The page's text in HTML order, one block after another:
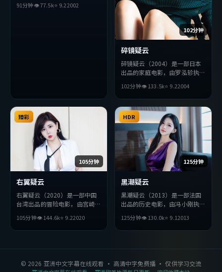
演。影片在叙事与视听上力求突
91分钟👁77.5k⭐ 9.22002
102分钟
碎镜疑云
碎镜疑云（2004）是一部日本
出品的家庭电影，由罗泓轸执
美、刘德华等主演。影片在叙事
与视听上力求突破，探讨人性与
抉择，节奏张弛有度，适合喜欢
该类型的观众完整观看。
102分钟👁133.5k⭐ 9.22004
105分钟
臻彩
右翼疑云
右翼疑云（2020）是一部中国
台湾出品的冒险电影，由宫崎骏
主演。影片在叙事与视听上力求
突破，探讨人性与抉择，节奏张
105分钟👁144.6k⭐ 9.22020
125分钟
HDR
黑潮疑云
黑潮疑云（2013）是一部法国
出品的历史电影，由冯小刚执
演。影片在叙事与视听上力求突
破，探讨人性与抉择，节奏张弛
125分钟👁130.0k⭐ 9.12013
© 2026 亚洲中文字幕在线观看 · 高清中字免费播 · 仅供学习交流